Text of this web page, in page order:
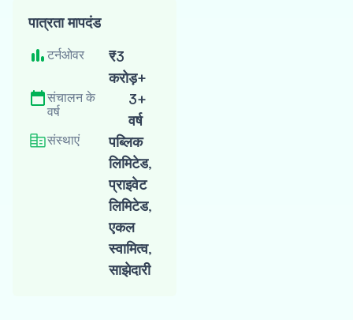
पात्रता मापदंड
टर्नओवर
₹3
करोड़+
संचालन के
वर्ष
3+
वर्ष
संस्थाएं
पब्लिक
लिमिटेड,
प्राइवेट
लिमिटेड,
एकल
स्वामित्व,
साझेदारी